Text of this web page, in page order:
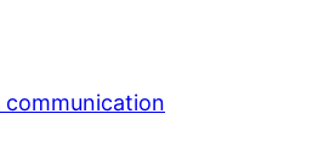
communication